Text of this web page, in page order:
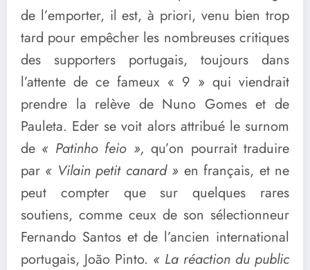
de l’emporter, il est, à priori, venu bien trop
tard pour empêcher les nombreuses critiques
des supporters portugais, toujours dans
l’attente de ce fameux « 9 » qui viendrait
prendre la relève de Nuno Gomes et de
Pauleta. Eder se voit alors attribué le surnom
de « Patinho feio »,qu’on pourrait traduire
par « Vilain petit canard » en français, et ne
peut compter que sur quelques rares
soutiens, comme ceux de son sélectionneur
Fernando Santos et de l’ancien international
portugais, João Pinto. « La réaction du public